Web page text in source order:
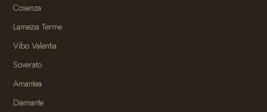
Cosenza
Lamezia Terme
Vibo Valentia
Soverato
Amantea
Diamante